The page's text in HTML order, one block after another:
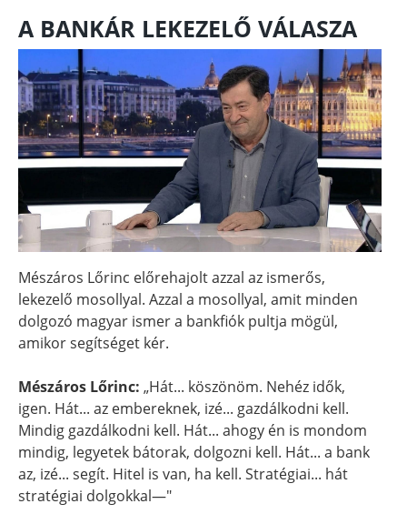
A BANKÁR LEKEZELŐ VÁLASZA
Mészáros Lőrinc előrehajolt azzal az ismerős,
lekezelő mosollyal. Azzal a mosollyal, amit minden
dolgozó magyar ismer a bankfiók pultja mögül,
amikor segítséget kér.
Mészáros Lőrinc: „Hát... köszönöm. Nehéz idők,
igen. Hát... az embereknek, izé... gazdálkodni kell.
Mindig gazdálkodni kell. Hát... ahogy én is mondom
mindig, legyetek bátorak, dolgozni kell. Hát... a bank
az, izé... segít. Hitel is van, ha kell. Stratégiai... hát
stratégiai dolgokkal—"